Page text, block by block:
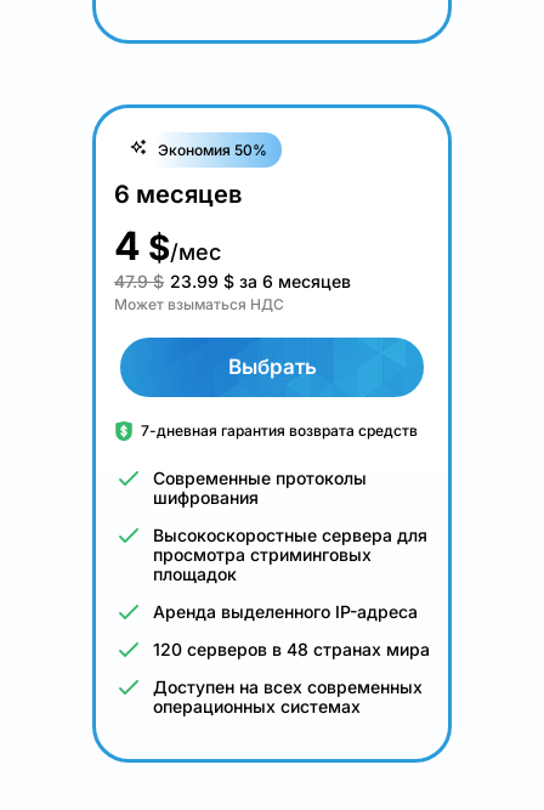
Экономия 50%
6 месяцев
4 $/мес
47.9 $ 23.99 $ за 6 месяцев
Может взыматься НДС
Выбрать
7-дневная гарантия возврата средств
Современные протоколы
шифрования
Высокоскоростные сервера для
просмотра стриминговых
площадок
Аренда выделенного IP-адреса
120 серверов в 48 странах мира
Доступен на всех современных
операционных системах